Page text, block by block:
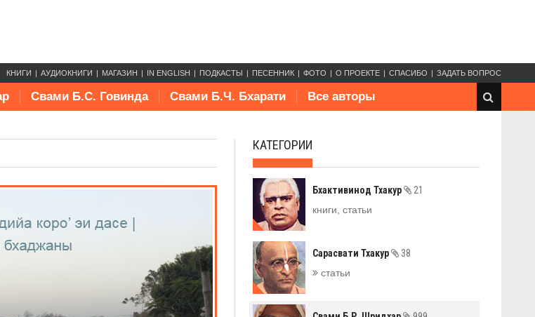
КНИГИ АУДИОКНИГИ МАГАЗИН IN ENGLISH ПОДКАСТЫ ПЕСЕННИК ФОТО О ПРОЕКТЕ СПАСИБО ЗАДАТЬ ВОПРОС
Свами Б.С. Говинда Свами Б.Ч. Бхарати Все авторы
КАТЕГОРИИ
Бхактивинод Тхакур
21
книги, статьи
Сарасвати Тхакур
38
статьи